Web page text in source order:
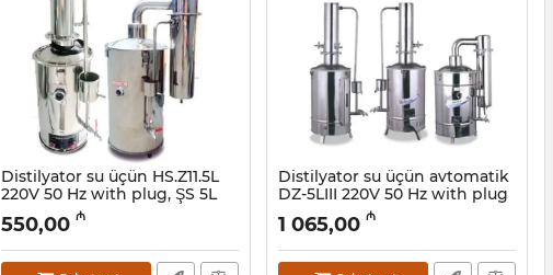
Distilyator su üçün HS.Z11.5L
220V 50 Hz with plug, ŞS 5L
Artikul: 015001024
550,00 ₼
Distilyator su üçün avtomatik
DZ-5LIII 220V 50 Hz with plug
Artikul: 015001027
1 065,00 ₼